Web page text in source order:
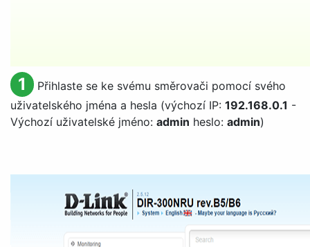
1
Přihlaste se ke svému směrovači pomocí svého
uživatelského jména a hesla (výchozí IP: 192.168.0.1 -
Výchozí uživatelské jméno: admin heslo: admin)